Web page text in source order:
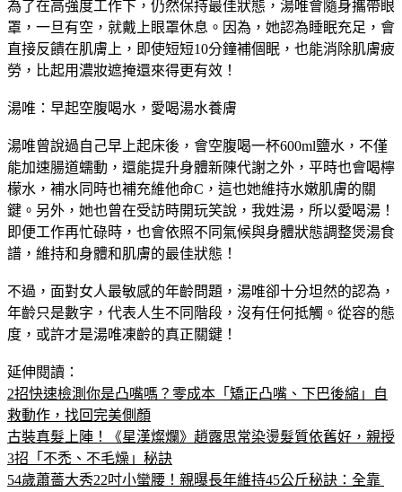
為了在高強度工作下，仍然保持最佳狀態，湯唯會隨身攜帶眼
罩，一旦有空，就戴上眼罩休息。因為，她認為睡眠充足，會
直接反饋在肌膚上，即使短短10分鐘補個眠，也能消除肌膚疲
勞，比起用濃妝遮掩還來得更有效！
湯唯：早起空腹喝水，愛喝湯水養膚
湯唯曾說過自己早上起床後，會空腹喝一杯600ml鹽水，不僅
能加速腸道蠕動，還能提升身體新陳代謝之外，平時也會喝檸
檬水，補水同時也補充維他命C，這也她維持水嫩肌膚的關
鍵。另外，她也曾在受訪時開玩笑說，我姓湯，所以愛喝湯！
即便工作再忙碌時，也會依照不同氣候與身體狀態調整煲湯食
譜，維持和身體和肌膚的最佳狀態！
不過，面對女人最敏感的年齡問題，湯唯卻十分坦然的認為，
年齡只是數字，代表人生不同階段，沒有任何抵觸。從容的態
度，或許才是湯唯凍齡的真正關鍵！
延伸閱讀：
2招快速檢測你是凸嘴嗎？零成本「矯正凸嘴、下巴後縮」自
救動作，找回完美側顏
古裝真髮上陣！《星漢燦爛》趙露思常染燙髮質依舊好，親授
3招「不禿、不毛燥」秘訣
54歲蕭薔大秀22吋小蠻腰！親曝長年維持45公斤秘訣：全靠